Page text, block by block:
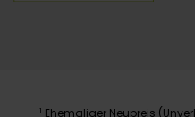
1 Ehemaliger Neupreis